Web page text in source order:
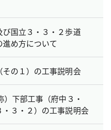
国立３・３・２歩道
進め方について
の１）の工事説明会
下部工事（府中３・
・３・２）の工事説明会